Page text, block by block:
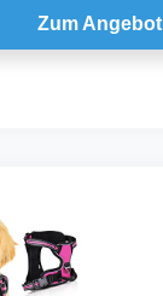
Zum Angebot